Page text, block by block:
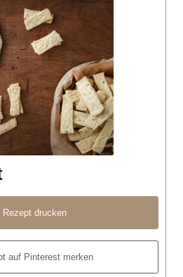
Rezept drucken
auf Pinterest merken